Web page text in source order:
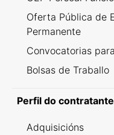
Oferta Pública de
Permanente
Convocatorias
Bolsas de Traballo
Perfil do contratante
Adquisicións